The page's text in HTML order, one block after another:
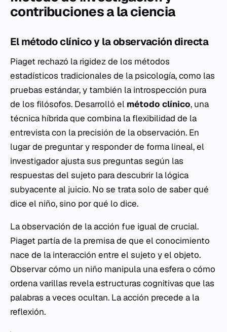
contribuciones a la ciencia
El método clínico y la observación directa
Piaget rechazó la rigidez de los métodos
estadísticos tradicionales de la psicología, como las
pruebas estándar, y también la introspección pura
de los filósofos. Desarrolló el método clínico, una
técnica híbrida que combina la flexibilidad de la
entrevista con la precisión de la observación. En
lugar de preguntar y responder de forma lineal, el
investigador ajusta sus preguntas según las
respuestas del sujeto para descubrir la lógica
subyacente al juicio. No se trata solo de saberqué
dice el niño, sino por qué lo dice.
La observación de la acción fue igual de crucial.
Piaget partía de la premisa de que el conocimiento
nace de la interacción entre el sujeto y el objeto.
Observar cómo un niño manipula una esfera o cómo
ordena varillas revela estructuras cognitivas que las
palabras a veces ocultan. La acción precede a la
reflexión.